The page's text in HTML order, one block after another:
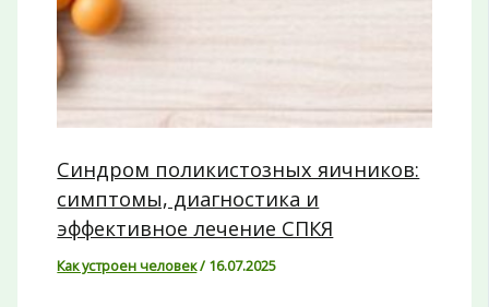
Синдром поликистозных яичников:
симптомы, диагностика и
эффективное лечение СПКЯ
Как устроен человек/ 16.07.2025